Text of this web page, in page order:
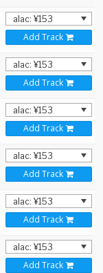
Add Track
Add Track
Add Track
Add Track
Add Track
Add Track